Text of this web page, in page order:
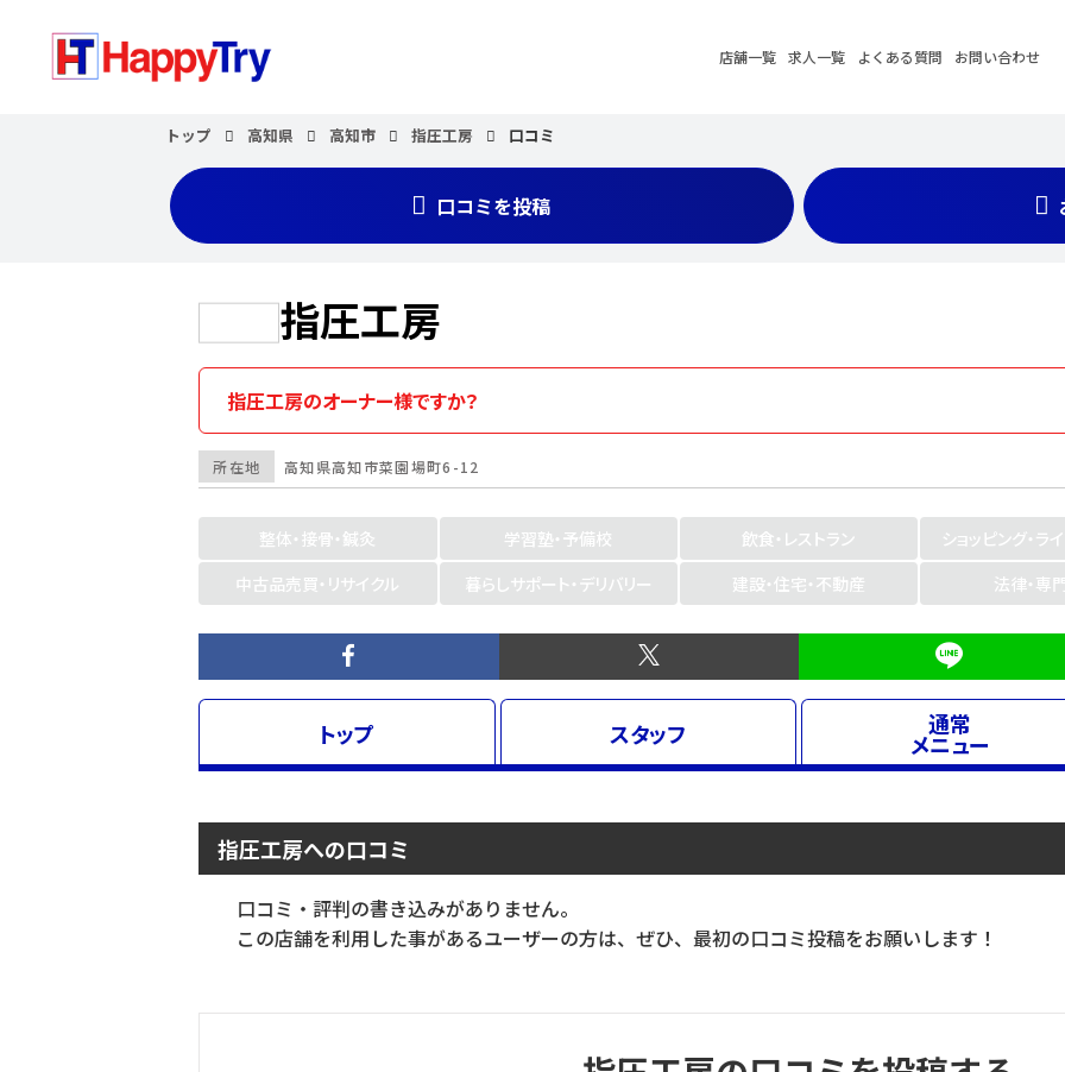
店舗一覧 求人一覧 よくある質問 お問い合わせ
トップ 高知県 高知市 指圧工房 口コミ
口コミを投稿
指圧工房
指圧工房のオーナー様ですか？
所在地 高知県高知市菜園場町6-12
整体・接骨・鍼灸 学習塾・予備校 飲食・レストラン
ショッピング・ラ
中古品売買・リサイクル
暮らしサポート・デリバリー 建設・住宅・不動産 法律・専
トップ スタッフ 通常
メニュー
指圧工房への口コミ
口コミ・評判の書き込みがありません。
この店舗を利用した事があるユーザーの方は、ぜひ、最初の口コミ投稿をお願いします！